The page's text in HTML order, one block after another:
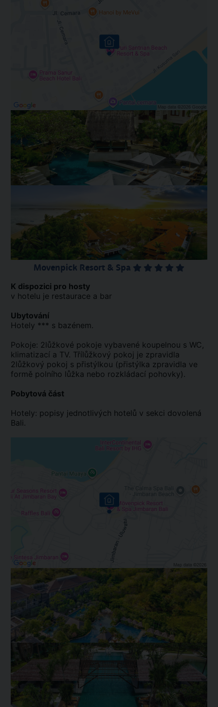
Movenpick Resort & Spa
K dispozici pro hosty
v hotelu je restaurace a bar
Ubytování
Hotely *** s bazénem.
Pokoje: 2lůžkové pokoje vybavené koupelnou s WC,
klimatizací a TV. Třílůžkový pokoj je zpravidla
2lůžkový pokoj s přistýlkou (přistýlka zpravidla ve
formě polního lůžka nebo rozkládací pohovky).
Pobytová část
Hotely: popisy jednotlivých hotelů v sekci dovolená
Bali.